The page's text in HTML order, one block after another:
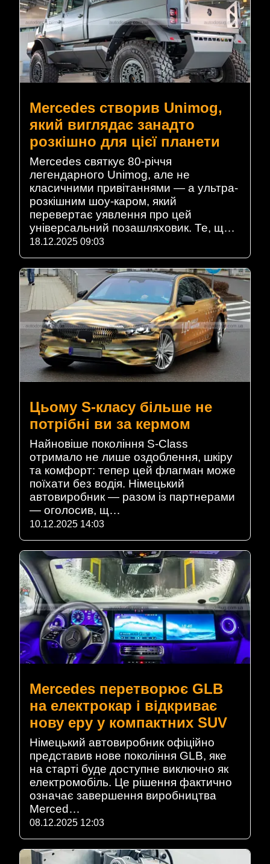
Mercedes створив Unimog,
який виглядає занадто
розкішно для цієї планети
Mercedes святкує 80-річчя
легендарного Unimog, але не
класичними привітаннями — а ультра-
розкішним шоу-каром, який
перевертає уявлення про цей
універсальний позашляховик. Те, щ…
18.12.2025 09:03
Цьому S-класу більше не
потрібні ви за кермом
Найновіше покоління S-Class
отримало не лише оздоблення, шкіру
та комфорт: тепер цей флагман може
поїхати без водія. Німецький
автовиробник — разом із партнерами
— оголосив, щ…
10.12.2025 14:03
Mercedes перетворює GLB
на електрокар і відкриває
нову еру у компактних SUV
Німецький автовиробник офіційно
представив нове покоління GLB, яке
на старті буде доступне виключно як
електромобіль. Це рішення фактично
означає завершення виробництва
Merced…
08.12.2025 12:03